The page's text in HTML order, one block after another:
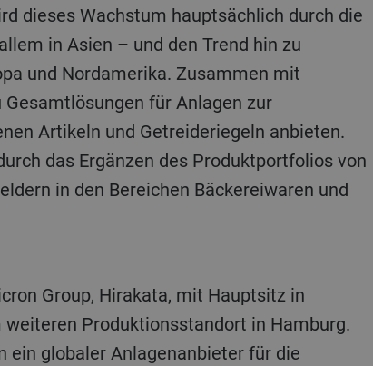
dieses Wachstum hauptsächlich durch die
in Asien – und den Trend hin zu
und Nordamerika. Zusammen mit
für Anlagen zur
Artikeln und Getreideriegeln anbieten.
das Ergänzen des Produktportfolios von
in den Bereichen Bäckereiwaren und
Produktionsstandort in Hamburg.
ein globaler Anlagenanbieter für die